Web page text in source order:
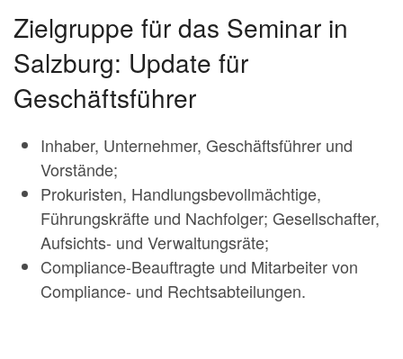
Zielgruppe für das Seminar in
Salzburg: Update für
Geschäftsführer
Inhaber, Unternehmer, Geschäftsführer und
Vorstände;
Prokuristen, Handlungsbevollmächtige,
Führungskräfte und Nachfolger; Gesellschafter,
Aufsichts- und Verwaltungsräte;
Compliance-Beauftragte und Mitarbeiter von
Compliance- und Rechtsabteilungen.